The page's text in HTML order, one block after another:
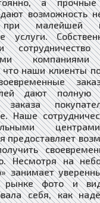
возможность
малейшей
услуги.
что наши клиенты
дают полную
заказа
Наше
предоставляет
Несмотря на
занимает
рынке фото и
себя, как